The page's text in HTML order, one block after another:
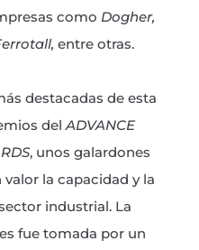
como Dogher,
entre otras.
destacadas de esta
del ADVANCE
, unos galardones
la capacidad y la
industrial. La
fue tomada por un